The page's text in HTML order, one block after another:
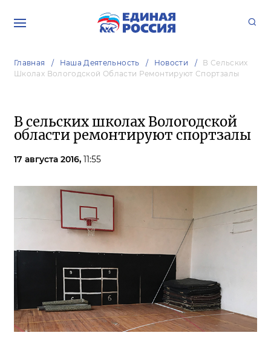
Главная Наша Деятельность Новости
В Сельских
Школах Вологодской Области Ремонтируют Спортзалы
В сельских школах Вологодской
области ремонтируют спортзалы
17 августа 2016, 11:55